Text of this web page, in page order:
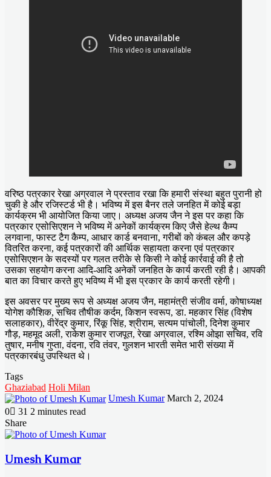
वरिष्ठ पत्रकार रेखा अग्रवाल ने प्रस्ताव रखा कि हमारी संस्था बहुत पुरानी हो
चुकी हे और रजिस्टर्ड भी है। भविष्य में इस बैनर तले जनहित में कोई बड़ा
कार्यक्रम भी आयोजित किया जाए। अध्यक्ष अजय जैन ने इस पर कहा कि
पत्रकार एसोसिएशन ने भविष्य में अनेकों कार्यक्रम किए जैसे हेल्थ कैम्प
लगवाना, फास्ट टैग कैम्प, आधार कार्ड बनवाना, गरीबों को कंबल और कपड़े
वितरित करना, कई पत्रकारों की आर्थिक सहायता करना एवं पत्रकार
एसोसिएशन के सदस्यों पर गलत तरीके से किसी ने कोई कार्रवाई की है तो
उसका सहयोग करना आदि-आदि अनेकों जनहित के कार्य करती रही है। आपकी
बात का विचार करते हुए भविष्य में भी इस प्रकार के कार्य करती रहेगी।
इस अवसर पर मुख्य रूप से अध्यक्ष अजय जैन, महामंत्री संजीव वर्मा, कोषाध्यक्ष
योगेश कौशिक, सचिव तौषीक कर्दम, किशन स्वरूप, डा. महकार सिंह (विशेष
सलाहकार), वीरेंद्र कुमार, रिंकू सिंह, श्रीराम, सत्यम पांचोली, दिनेश कुमार
गौड़, महमूद अली, राकेश कुमार राजपूत, रेखा अग्रवाल, रश्मि ओझा सचिव, रवि
तुषार, मनीष गुप्ता, वंदना, रवि तंवर, गुलशन भारती समेत भारी संख्या में
पत्रकारबंधु उपस्थित थे।
Tags
Ghaziabad Holi Milan
Umesh Kumar Send
March 2, 2024
0
31 2 minutes read
Facebook
X
LinkedIn
Messenger
Messenger
WhatsApp
Telegram
Share
Facebook
X
LinkedIn
Messenger
Messenger
WhatsApp
Telegram
Share
Email
Print
Umesh Kumar